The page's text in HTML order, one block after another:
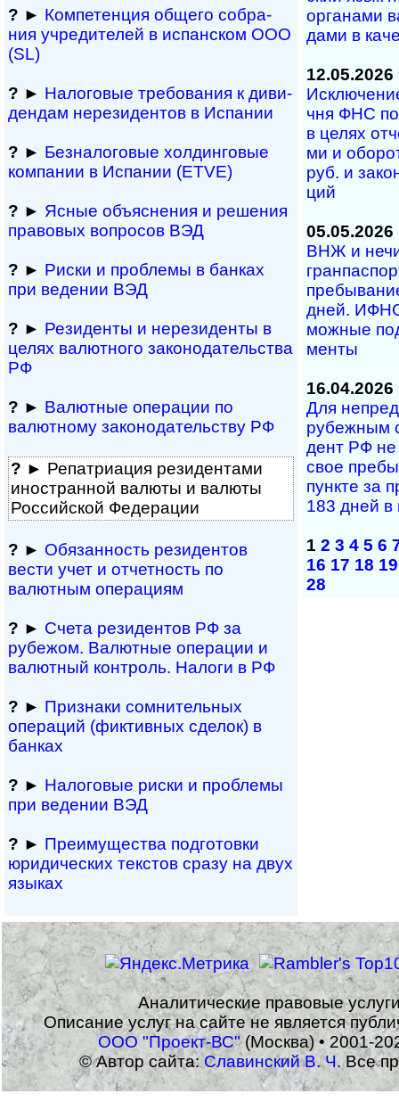
? ► Компетенция обще­го соб­ра­
ния учре­ди­те­лей в испан­с­ком ООО
(SL)
? ► Налоговые требо­ва­ния к диви­
ден­дам нере­зи­ден­тов в Испании
? ► Безналоговые холдинго­вые
ком­па­нии в Испании (ETVE)
? ► Ясные объяснения и решения
правовых вопросов ВЭД
? ► Риски и проблемы в банках
при ведении ВЭД
? ► Резиденты и не­ре­зи­ден­ты в
целях валютного за­ко­но­да­тель­ст­ва
РФ
? ► Валютные операции по
валютному за­ко­но­да­тель­ст­ву РФ
? ► Репатриация ре­зи­ден­та­ми
иностранной ва­лю­ты и валюты
Рос­сий­ской Федерации
? ► Обязанность резиден­тов
вести учет и отчетность по
валютным операциям
? ► Счета резидентов РФ за
рубежом. Валютные операции и
валютный контроль. Налоги в РФ
? ► Признаки сомнитель­ных
операций (фиктивных сделок) в
банках
? ► Налоговые риски и проблемы
при ведении ВЭД
? ► Преимущества под­гото­вки
юри­ди­чес­ких тек­с­тов сразу на двух
языках
ор­га­на­ми
да­ми в
12.05.2026
чня ФНС
в це­лях
ми и
руб. и
ций
05.05.2026
ВНЖ и
дней.
мож­ные
менты
16.04.2026
Для
ру­беж­ным
дент РФ не
свое
пун­кте за
183 дней в
1 2 3 4 5 6
16 17 18 19
28
Аналитические правовые
Описание услуг на сайте не является
ООО "Проект-ВС"(Москва) • 2001-
© Автор сайта:Славинский В. Ч.Все